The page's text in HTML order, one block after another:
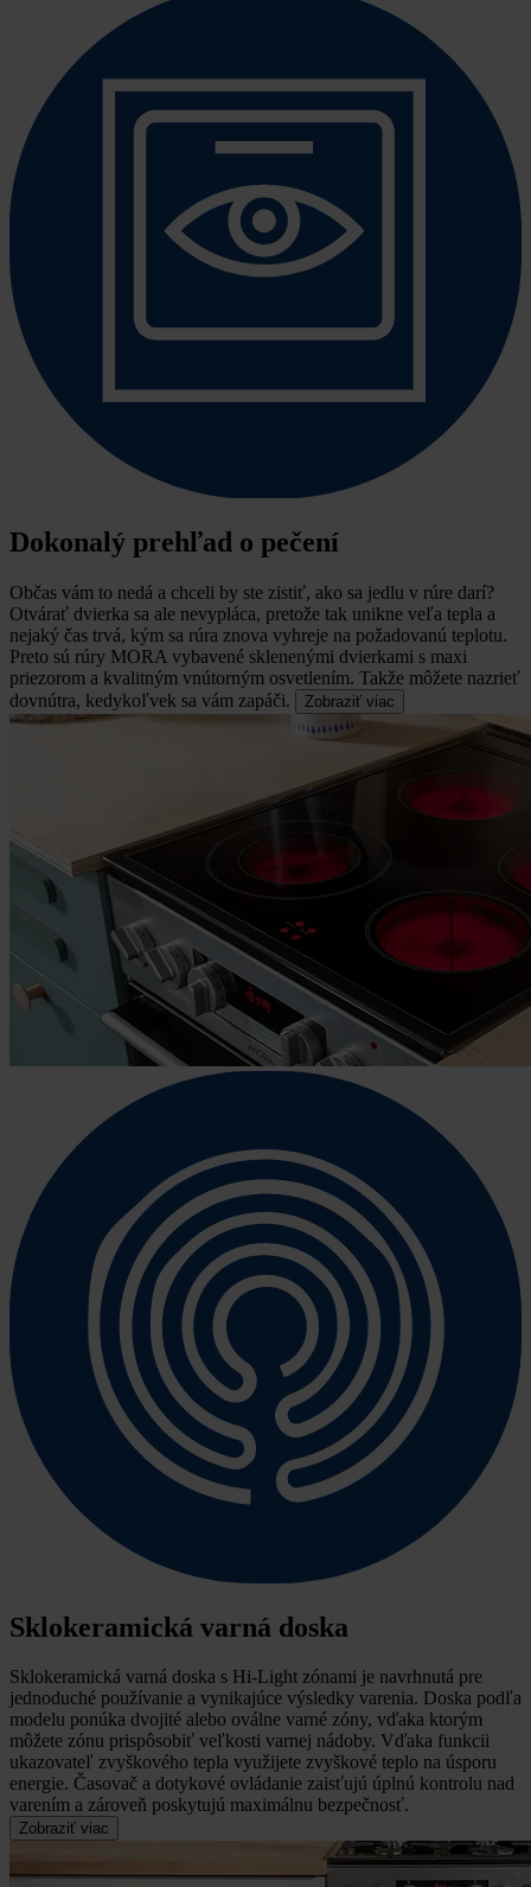
Dokonalý prehľad o pečení
Občas vám to nedá a chceli by ste zistiť, ako sa jedlu v rúre darí?
Otvárať dvierka sa ale nevypláca, pretože tak unikne veľa tepla a
nejaký čas trvá, kým sa rúra znova vyhreje na požadovanú teplotu.
Preto sú rúry MORA vybavené sklenenými dvierkami s maxi
priezorom a kvalitným vnútorným osvetlením. Takže môžete nazrieť
dovnútra, kedykoľvek sa vám zapáči.
Zobraziť viac
Sklokeramická varná doska
Sklokeramická varná doska s Hi-Light zónami je navrhnutá pre
jednoduché používanie a vynikajúce výsledky varenia. Doska podľa
modelu ponúka dvojité alebo oválne varné zóny, vďaka ktorým
môžete zónu prispôsobiť veľkosti varnej nádoby. Vďaka funkcii
ukazovateľ zvyškového tepla využijete zvyškové teplo na úsporu
energie. Časovač a dotykové ovládanie zaisťujú úplnú kontrolu nad
varením a zároveň poskytujú maximálnu bezpečnosť.
Zobraziť viac